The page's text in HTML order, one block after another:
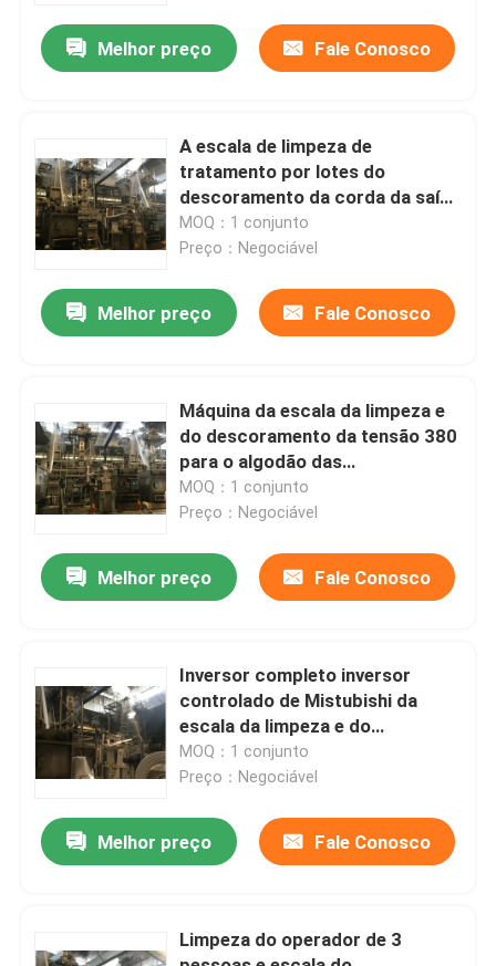
Casa
Sobre nós
Controle da qualidade
notícia
Peça umas citações
stenter do ajuste do calor
Melhor preço Fale Conosco
A escala de limpeza de
tratamento por lotes do
descoramento da corda da saída
apressa uma economia de
energia de 180 M/Min
MOQ：1 conjunto
Preço：Negociável
Melhor preço Fale Conosco
Máquina da escala da limpeza e
do descoramento da tensão 380
para o algodão das
extremidades do dobro
MOQ：1 conjunto
Preço：Negociável
Melhor preço Fale Conosco
Inversor completo inversor
controlado de Mistubishi da
escala da limpeza e do
descoramento
MOQ：1 conjunto
Preço：Negociável
Melhor preço Fale Conosco
Limpeza do operador de 3